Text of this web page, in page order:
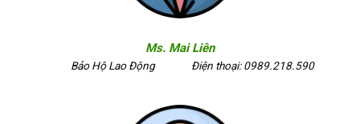
Ms. Mai Liên
Bảo Hộ Lao Động Điện thoại: 0989.218.590